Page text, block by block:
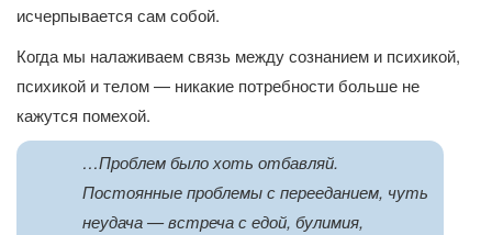
исчерпывается сам собой.
Когда мы налаживаем связь между сознанием и психикой,
психикой и телом — никакие потребности больше не
кажутся помехой.
…Проблем было хоть отбавляй.
Постоянные проблемы с перееданием, чуть
неудача — встреча с едой, булимия,